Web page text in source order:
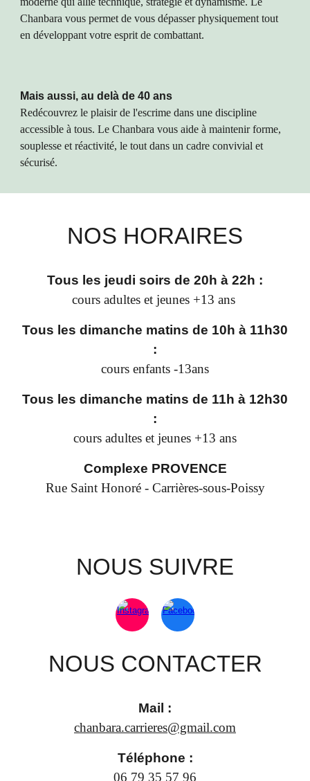
Chanbara vous permet de vous dépasser physiquement tout
en développant votre esprit de combattant.
Mais aussi, au delà de 40 ans
Redécouvrez le plaisir de l'escrime dans une discipline
accessible à tous. Le Chanbara vous aide à maintenir forme,
souplesse et réactivité, le tout dans un cadre convivial et
sécurisé.
NOS HORAIRES
Tous les jeudi soirs de 20h à 22h :
cours adultes et jeunes +13 ans
Tous les dimanche matins de 10h à 11h30
:
cours enfants -13ans
Tous les dimanche matins de 11h à 12h30
:
cours adultes et jeunes +13 ans
Complexe PROVENCE
Rue Saint Honoré - Carrières-sous-Poissy
NOUS SUIVRE
NOUS CONTACTER
Mail :
chanbara.carrieres@gmail.com
Téléphone :
06 79 35 57 96